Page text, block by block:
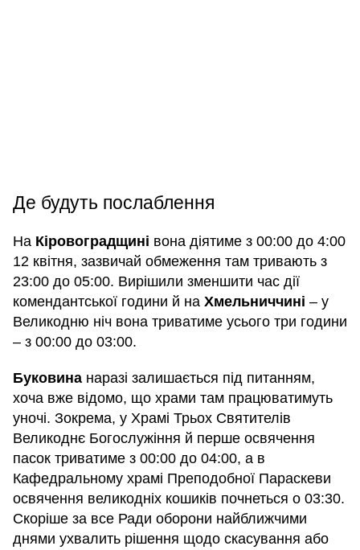
Де будуть послаблення
На Кіровоградщині вона діятиме з 00:00 до 4:00
12 квітня, зазвичай обмеження там тривають з
23:00 до 05:00. Вирішили зменшити час дії
комендантської години й на Хмельниччині – у
Великодню ніч вона триватиме усього три години
– з 00:00 до 03:00.
Буковина наразі залишається під питанням,
хоча вже відомо, що храми там працюватимуть
уночі. Зокрема, у Храмі Трьох Святителів
Великоднє Богослужіння й перше освячення
пасок триватиме з 00:00 до 04:00, а в
Кафедральному храмі Преподобної Параскеви
освячення великодніх кошиків почнеться о 03:30.
Скоріше за все Ради оборони найближчими
днями ухвалить рішення щодо скасування або